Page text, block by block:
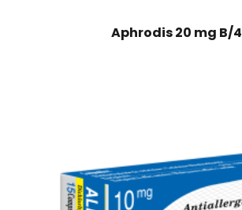
Aphrodis 20 mg B/4